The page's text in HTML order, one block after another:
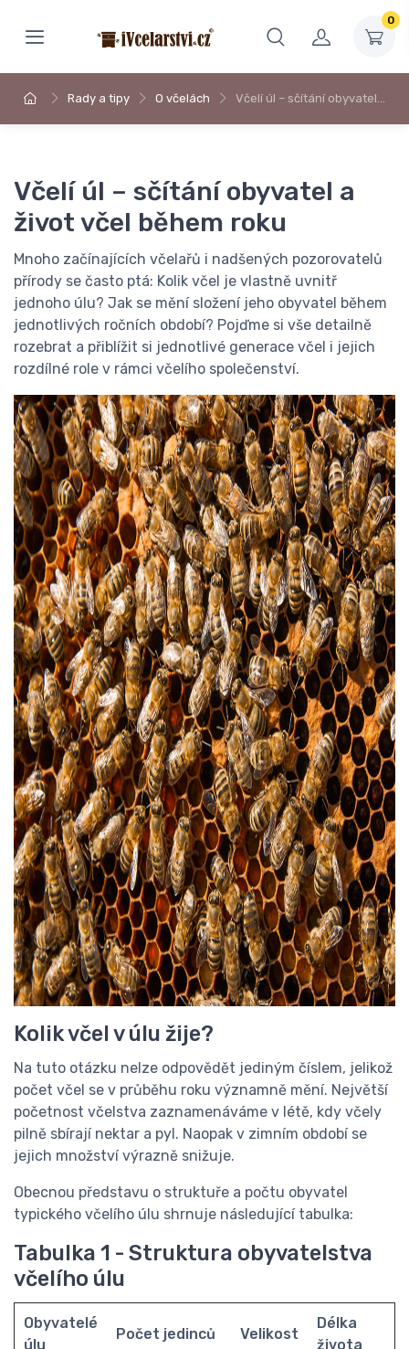
0
Rady a tipy O včelách Včelí úl – sčítání obyvatel…
Včelí úl – sčítání obyvatel a
život včel během roku
Mnoho začínajících včelařů i nadšených pozorovatelů
přírody se často ptá: Kolik včel je vlastně uvnitř
jednoho úlu? Jak se mění složení jeho obyvatel během
jednotlivých ročních období? Pojďme si vše detailně
rozebrat a přiblížit si jednotlivé generace včel i jejich
rozdílné role v rámci včelího společenství.
Kolik včel v úlu žije?
Na tuto otázku nelze odpovědět jediným číslem, jelikož
počet včel se v průběhu roku významně mění. Největší
početnost včelstva zaznamenáváme v létě, kdy včely
pilně sbírají nektar a pyl. Naopak v zimním období se
jejich množství výrazně snižuje.
Obecnou představu o struktuře a počtu obyvatel
typického včelího úlu shrnuje následující tabulka:
Tabulka 1 - Struktura obyvatelstva
včelího úlu
Obyvatelé
úlu
Počet jedinců Velikost
Délka
života